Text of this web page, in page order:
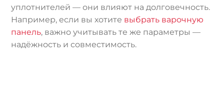
уплотнителей — они влияют на долговечность.
Например, если вы хотите выбрать варочную
панель, важно учитывать те же параметры —
надёжность и совместимость.